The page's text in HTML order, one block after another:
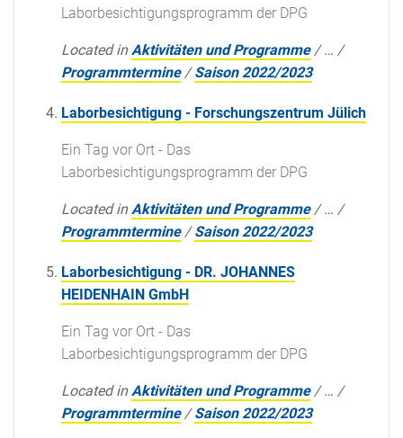
Laborbesichtigungsprogramm der DPG
Located in Aktivitäten und Programme /… /
Programmtermine /Saison 2022/2023
Laborbesichtigung - Forschungszentrum Jülich
Ein Tag vor Ort - Das
Laborbesichtigungsprogramm der DPG
Located in Aktivitäten und Programme /… /
Programmtermine /Saison 2022/2023
Laborbesichtigung - DR. JOHANNES
HEIDENHAIN GmbH
Ein Tag vor Ort - Das
Laborbesichtigungsprogramm der DPG
Located in Aktivitäten und Programme /… /
Programmtermine /Saison 2022/2023